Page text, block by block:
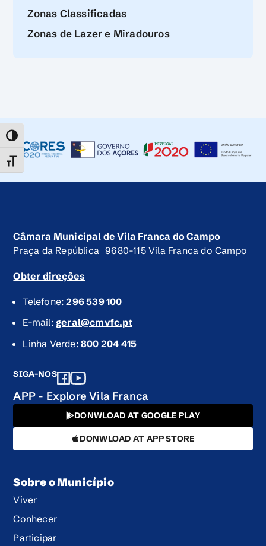
TOGGLE HIGH CONTRAST
TOGGLE FONT SIZE
Zonas Classificadas
Zonas de Lazer e Miradouros
Câmara Municipal de Vila Franca do Campo
Praça da República 9680-115 Vila Franca do Campo
Obter direções
Telefone:296 539 100
E-mail: geral@cmvfc.pt
Linha Verde:800 204 415
SIGA-NOS
APP - Explore Vila Franca
DONWLOAD AT GOOGLE PLAY
DONWLOAD AT APP STORE
Sobre o Município
Viver
Conhecer
Participar